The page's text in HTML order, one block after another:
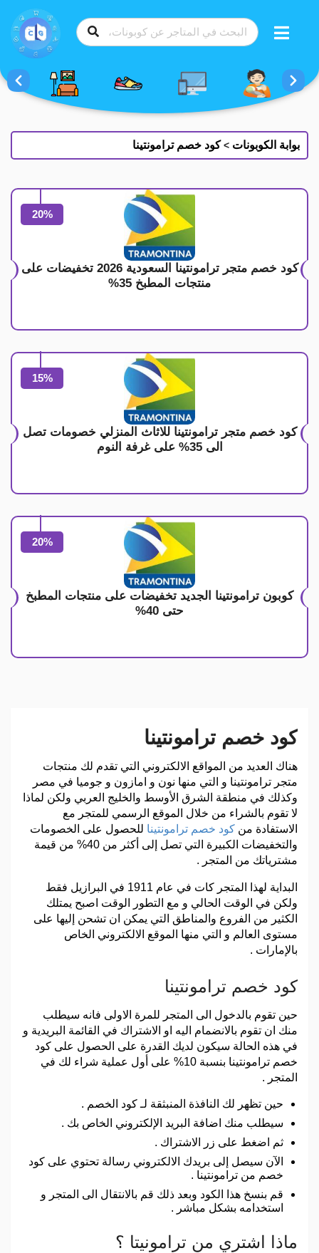
بوابة الكوبونات > كود خصم ترامونتينا
20%
كود خصم متجر ترامونتينا السعودية 2026 تخفيضات على
منتجات المطبخ 35%
15%
كود خصم متجر ترامونتينا للاثاث المنزلي خصومات تصل
الى 35% على غرفة النوم
20%
كوبون ترامونتينا الجديد تخفيضات على منتجات المطبخ
حتى 40%
كود خصم ترامونتينا
هناك العديد من المواقع الالكتروني التي تقدم لك منتجات
متجر ترامونتينا و التي منها نون و امازون و جوميا في مصر
وكذلك في منطقة الشرق الأوسط والخليج العربي ولكن لماذا
لا تقوم بالشراء من خلال الموقع الرسمي للمتجر مع
الاستفادة من كود خصم ترامونتينا للحصول على الخصومات
والتخفيضات الكبيرة التي تصل إلى أكثر من 40% من قيمة
مشترياتك من المتجر .
البداية لهذا المتجر كات في عام 1911 في البرازيل فقط
ولكن في الوقت الحالي و مع التطور الوقت اصبح يمتلك
الكثير من الفروع والمناطق التي يمكن ان تشحن إليها على
مستوى العالم و التي منها الموقع الالكتروني الخاص
بالإمارات .
كود خصم ترامونتينا
حين تقوم بالدخول الى المتجر للمرة الاولى فانه سيطلب
منك ان تقوم بالانضمام اليه او الاشتراك في القائمة البريدية و
في هذه الحالة سيكون لديك القدرة على الحصول على كود
خصم ترامونتينا بنسبة 10% على أول عملية شراء لك في
المتجر .
حين تظهر لك النافذة المنبثقة لـ كود الخصم .
سيطلب منك اضافة البريد الإلكتروني الخاص بك .
ثم اضغط على زر الاشتراك .
الآن سيصل إلى بريدك الالكتروني رسالة تحتوي على كود
خصم من ترامونتينا .
قم بنسخ هذا الكود وبعد ذلك قم بالانتقال الى المتجر و
استخدامه بشكل مباشر .
ماذا اشتري من ترامونيتا ؟